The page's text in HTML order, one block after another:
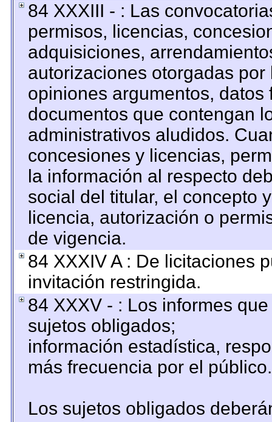
84 XXXIII - : Las
permisos, licencias,
adquisiciones,
autorizaciones otorgadas
opiniones argumentos,
documentos que contengan
administrativos aludidos.
concesiones y licencias,
la información al respecto
social del titular, el concepto
licencia, autorización o
de vigencia.
84 XXXIV A : De licitaciones
invitación restringida.
84 XXXV - : Los informes
sujetos obligados;
información estadística,
más frecuencia por el público.
Los sujetos obligados